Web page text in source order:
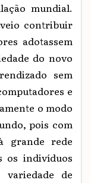
mundial.
veio contribuir
adotassem
do novo
sem
e
o modo
pois com
grande rede
os indivíduos
variedade de